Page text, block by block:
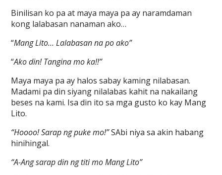
Binilisan ko pa at maya maya pa ay naramdaman
kong lalabasan nanaman ako…
“Mang Lito… Lalabasan na po ako”
“Ako din! Tangina mo ka!!”
Maya maya pa ay halos sabay kaming nilabasan.
Madami pa din siyang nilalabas kahit na nakailang
beses na kami. Isa din ito sa mga gusto ko kay Mang
Lito.
“Hoooo! Sarap ng puke mo!”SAbi niya sa akin habang
hinihingal.
“A-Ang sarap din ng titi mo Mang Lito”